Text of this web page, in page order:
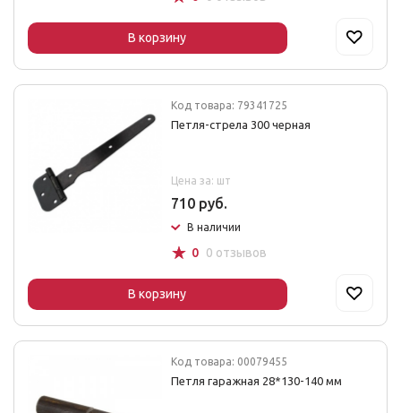
В корзину
Код товара: 79341725
Петля-стрела 300 черная
Цена за: шт
710 руб.
В наличии
☆ 0 0 отзывов
В корзину
Код товара: 00079455
Петля гаражная 28*130-140 мм